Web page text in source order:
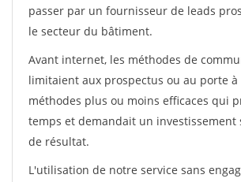
passer par un fournisseur de leads
le secteur du bâtiment.
Avant internet, les méthodes de
limitaient aux prospectus ou au porte à
méthodes plus ou moins efficaces qui
temps et demandait un investissement
de résultat.
L'utilisation de notre service sans